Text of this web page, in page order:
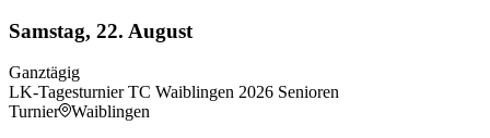
Samstag, 22. August
Ganztägig
LK-Tagesturnier TC Waiblingen 2026 Senioren
Turnier
Waiblingen